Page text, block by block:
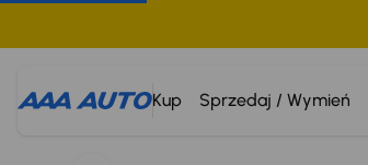
Kup Sprzedaj / Wymień